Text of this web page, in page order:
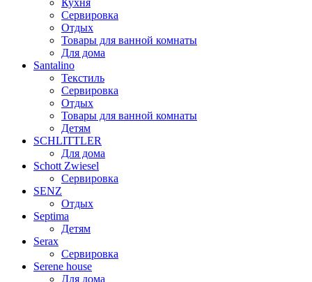
Кухня
Сервировка
Отдых
Товары для ванной комнаты
Для дома
Santalino
Текстиль
Сервировка
Отдых
Товары для ванной комнаты
Детям
SCHLITTLER
Для дома
Schott Zwiesel
Сервировка
SENZ
Отдых
Septima
Детям
Serax
Сервировка
Serene house
Для дома